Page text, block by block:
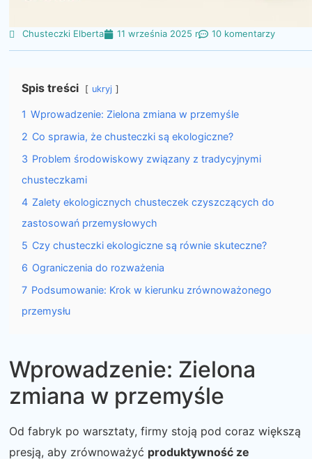
Chusteczki Elberta 11 września 2025 r 10 komentarzy
Spis treści ukryj
1 Wprowadzenie: Zielona zmiana w przemyśle
2 Co sprawia, że ​​chusteczki są ekologiczne?
3 Problem środowiskowy związany z tradycyjnymi
chusteczkami
4 Zalety ekologicznych chusteczek czyszczących do
zastosowań przemysłowych
5 Czy chusteczki ekologiczne są równie skuteczne?
6 Ograniczenia do rozważenia
7 Podsumowanie: Krok w kierunku zrównoważonego
przemysłu
Wprowadzenie: Zielona
zmiana w przemyśle
Od fabryk po warsztaty, firmy stoją pod coraz większą
presją, aby zrównoważyć produktywność ze